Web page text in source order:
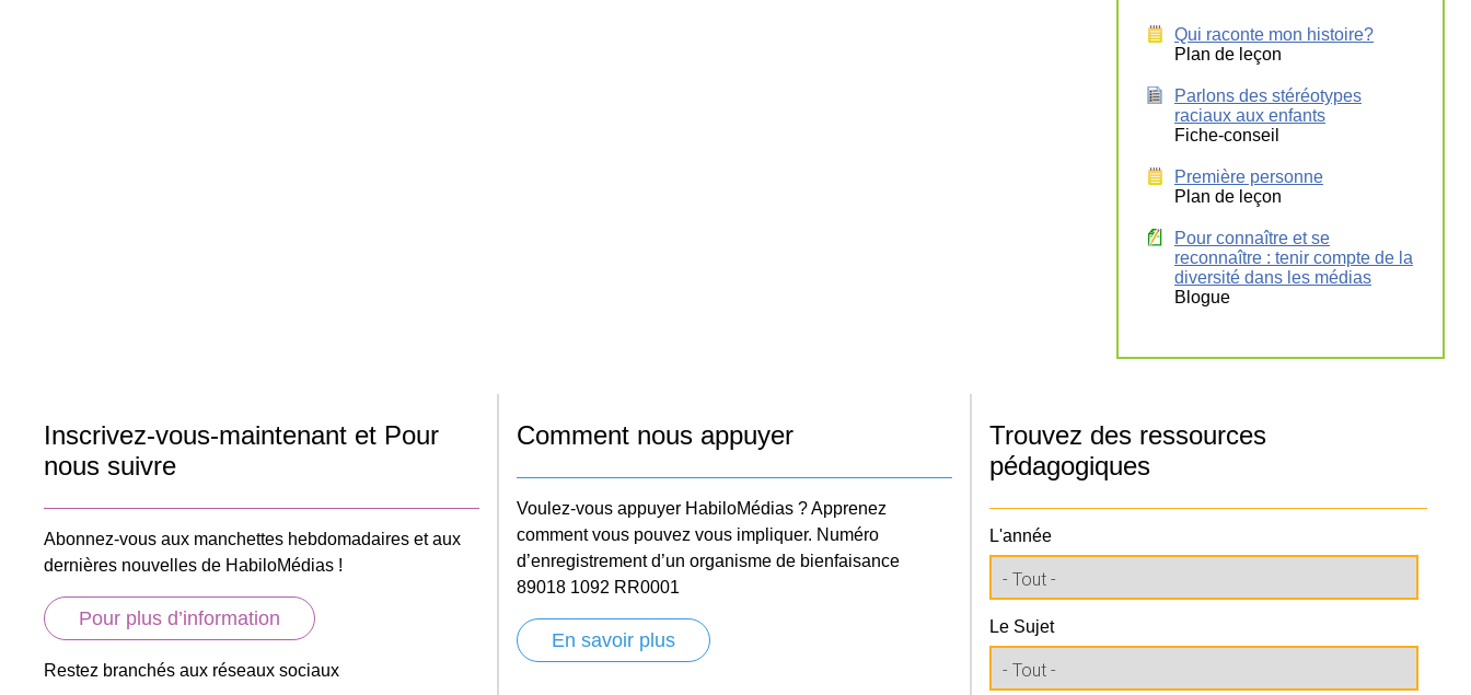
Qui raconte mon histoire?
Plan de leçon
Parlons des stéréotypes
raciaux aux enfants
Fiche-conseil
Première personne
Plan de leçon
Pour connaître et se
reconnaître : tenir compte de la
diversité dans les médias
Blogue
Inscrivez-vous-maintenant et Pour
nous suivre
Abonnez-vous aux manchettes hebdomadaires et aux
dernières nouvelles de HabiloMédias !
Pour plus d’information
Restez branchés aux réseaux sociaux
Comment nous appuyer
Voulez-vous appuyer HabiloMédias ? Apprenez
comment vous pouvez vous impliquer. Numéro
d’enregistrement d’un organisme de bienfaisance
89018 1092 RR0001
En savoir plus
Trouvez des ressources
pédagogiques
L'année
Le Sujet